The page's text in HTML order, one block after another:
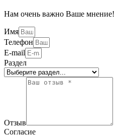
Нам очень важно Ваше мнение!
Имя
Телефон
E-mail
Раздел
Отзыв
Согласие